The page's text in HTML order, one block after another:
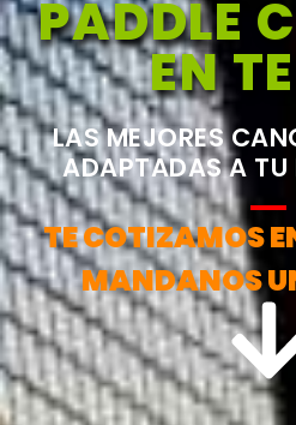
PADDLE
EN
LAS MEJORES
ADAPTADAS A TU
TE COTIZAMOS
MANDANOS